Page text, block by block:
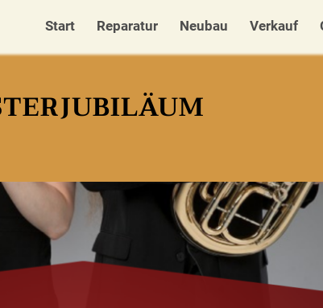
Start Reparatur Neubau Verkauf